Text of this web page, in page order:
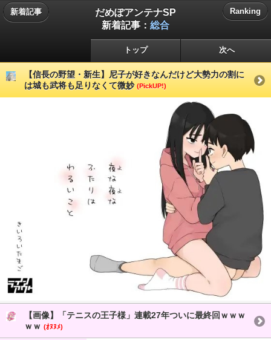
新着記事
だめぽアンテナSP
新着記事： 総合
Ranking
トップ 次へ
【信長の野望・新生】尼子が好きなんだけど大勢力の割に
は城も武将も足りなくて微妙 (PickUP!)
【画像】「テニスの王子様」連載27年ついに最終回ｗｗｗ
ｗｗ (ｵﾇﾇﾒ)